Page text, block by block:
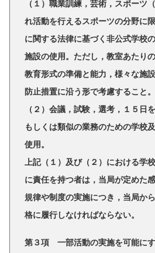
（１）職業訓練，芸術，スポーツ
れ活動を行えるスポーツの分野に
に関する法律に基づく非公式学校
施設の使用。ただし，教室あたり
教育形式の準備と能力，様々な施
防止措置に沿う形で考慮すること。
（２）会議，試験，選考，１５日
もしくは類似の業務のための学校
使用。
上記（１）及び（２）における学
に責任を持つ者は，当局が定めた
規律や制度の実施につき，当局か
格に履行しなければならない。
第３項 一部活動の実施を可能に